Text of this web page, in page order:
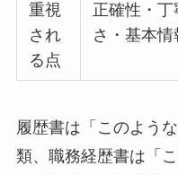
重視
され
る点
正確性・丁
さ・基本情
履歴書は「このよう
類、職務経歴書は「